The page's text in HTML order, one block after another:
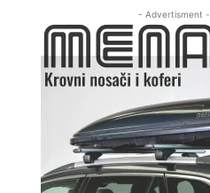
- Advertisment -